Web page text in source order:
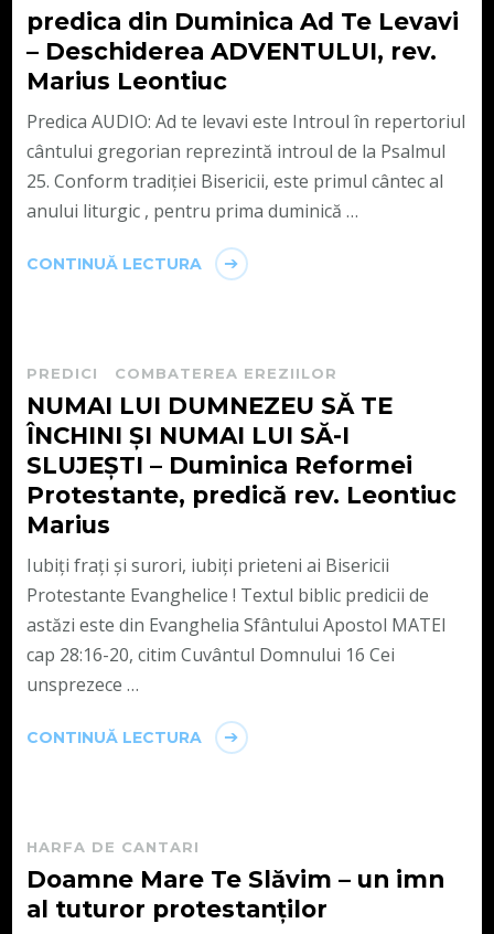
predica din Duminica Ad Te Levavi
– Deschiderea ADVENTULUI, rev.
Marius Leontiuc
Predica AUDIO: Ad te levavi este Introul în repertoriul
cântului gregorian reprezintă introul de la Psalmul
25. Conform tradiției Bisericii, este primul cântec al
anului liturgic , pentru prima duminică …
CONTINUĂ LECTURA
PREDICI COMBATEREA EREZIILOR
NUMAI LUI DUMNEZEU SĂ TE
ÎNCHINI ȘI NUMAI LUI SĂ-I
SLUJEȘTI – Duminica Reformei
Protestante, predică rev. Leontiuc
Marius
Iubiți frați și surori, iubiți prieteni ai Bisericii
Protestante Evanghelice ! Textul biblic predicii de
astăzi este din Evanghelia Sfântului Apostol MATEI
cap 28:16-20, citim Cuvântul Domnului 16 Cei
unsprezece …
CONTINUĂ LECTURA
HARFA DE CANTARI
Doamne Mare Te Slăvim – un imn
al tuturor protestanților